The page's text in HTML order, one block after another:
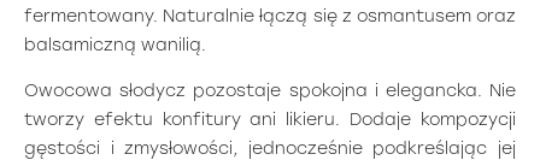
fermentowany. Naturalnie łączą się z osmantusem oraz
balsamiczną wanilią.
Owocowa słodycz pozostaje spokojna i elegancka. Nie
tworzy efektu konfitury ani likieru. Dodaje kompozycji
gęstości i zmysłowości, jednocześnie podkreślając jej